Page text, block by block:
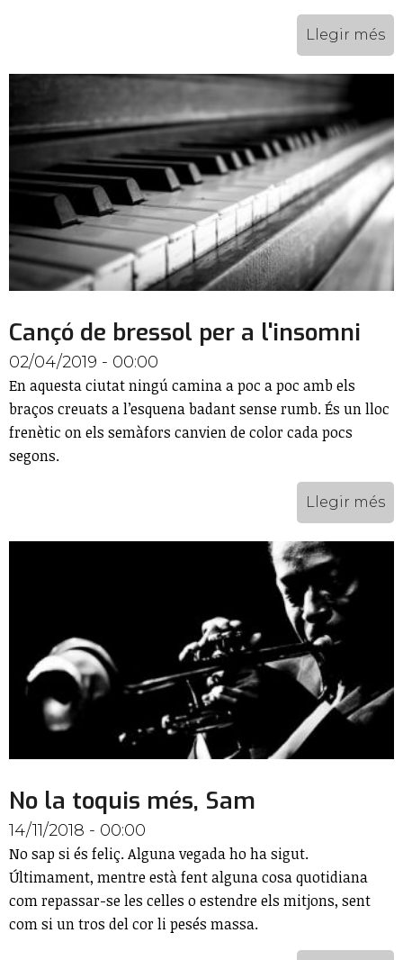
Llegir més
Cançó de bressol per a l'insomni
02/04/2019 - 00:00
En aquesta ciutat ningú camina a poc a poc amb els
braços creuats a l’esquena badant sense rumb. És un lloc
frenètic on els semàfors canvien de color cada pocs
segons.
Llegir més
No la toquis més, Sam
14/11/2018 - 00:00
No sap si és feliç. Alguna vegada ho ha sigut.
Últimament, mentre està fent alguna cosa quotidiana
com repassar-se les celles o estendre els mitjons, sent
com si un tros del cor li pesés massa.